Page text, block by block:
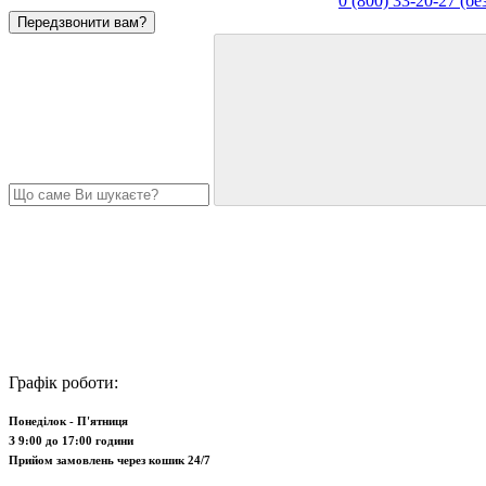
Передзвонити вам?
Графік роботи:
Понеділок - П'ятниця
З 9:00 до 17:00 години
Прийом замовлень через кошик 24/7